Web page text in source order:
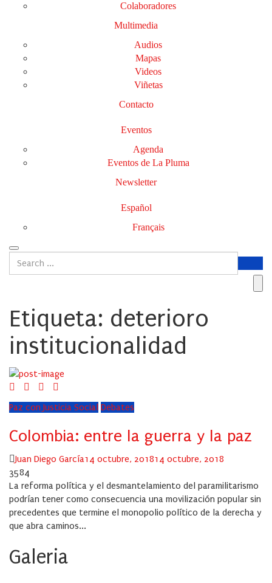
Colaboradores
Multimedia
Audios
Mapas
Videos
Viñetas
Contacto
Eventos
Agenda
Eventos de La Pluma
Newsletter
Español
Français
Etiqueta: deterioro
institucionalidad
Paz con Justicia Social Debates
Colombia: entre la guerra y la paz
Author
Juan Diego GarcíaPosted
14 octubre, 201814 octubre, 2018
3584
La reforma política y el desmantelamiento del paramilitarismo
podrían tener como consecuencia una movilización popular sin
precedentes que termine el monopolio político de la derecha y
que abra caminos...
Galeria